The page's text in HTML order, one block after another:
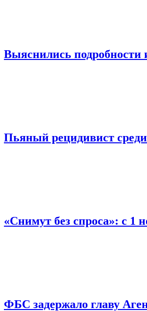
Выяснились подробности
Пьяный рецидивист
«Снимут без спроса»: с 1
ФБС задержало главу